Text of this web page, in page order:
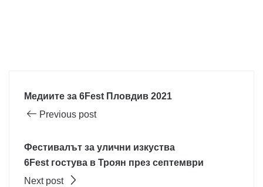
Медиите за 6Fest Пловдив 2021
Previous post
Фестивалът за улични изкуства
6Fest гостува в Троян през септември
Next post